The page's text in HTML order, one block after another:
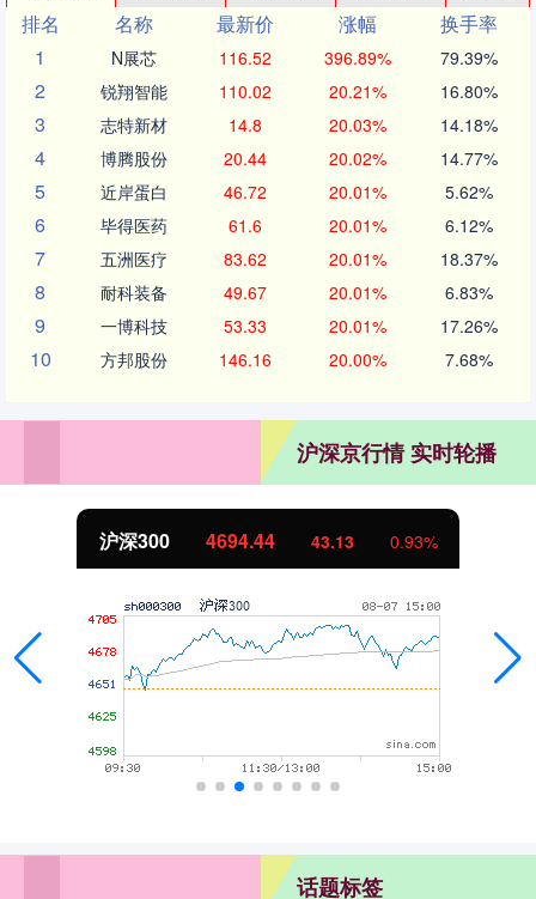
排名
名称 最新价 涨幅
换手率
1
N展芯 116.52 396.89% 79.39%
2 锐翔智能 110.02 20.21% 16.80%
3 志特新材 14.8 20.03% 14.18%
4 博腾股份 20.44 20.02% 14.77%
5 近岸蛋白 46.72 20.01% 5.62%
6 毕得医药 61.6 20.01% 6.12%
7 五洲医疗 83.62 20.01% 18.37%
8 耐科装备 49.67 20.01% 6.83%
9 一博科技 53.33 20.01% 17.26%
10 方邦股份 146.16 20.00% 7.68%
沪深京行情 实时轮播
沪深300 4694.44 43.13 0.93%
话题标签